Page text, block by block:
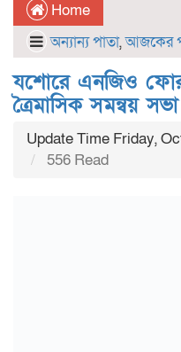
Home
অন্যান্য পাতা,আজকের
যশোরে এনজিও
ত্রৈমাসিক সমন্বয়
Update Time Friday,
556 Read